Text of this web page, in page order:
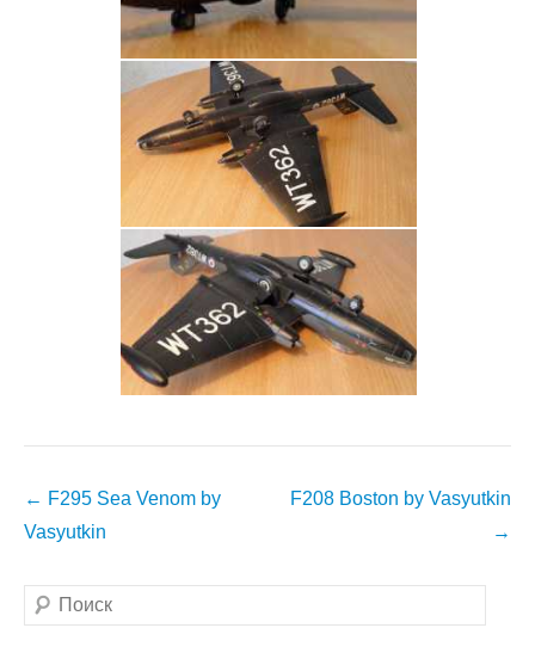
Навигация
по
← F295 Sea Venom by
Vasyutkin
F208 Boston by Vasyutkin
→
Поиск